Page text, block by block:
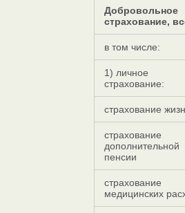
Добровольное
страхование,
в том числе:
1) личное
страхование:
страхование
страхование
дополнительной
пенсии
страхование
медицинских